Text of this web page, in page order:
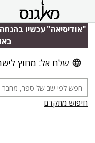
"אודיסיאה" עכשיו
שלח אל: מחוץ
חיפוש מתקדם